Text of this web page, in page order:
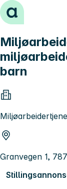
Hopp til innhold
barn
Granvegen 1,